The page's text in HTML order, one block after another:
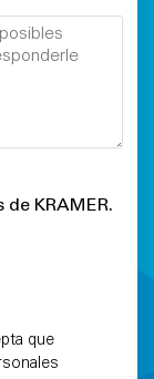
KRAMER.
que